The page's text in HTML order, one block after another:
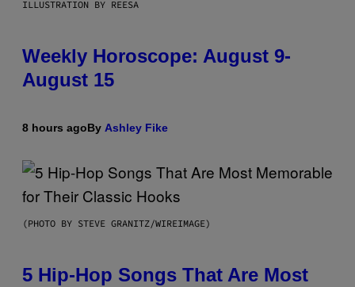
ILLUSTRATION BY REESA
Weekly Horoscope: August 9-
August 15
8 hours agoBy Ashley Fike
(PHOTO BY STEVE GRANITZ/WIREIMAGE)
5 Hip-Hop Songs That Are Most